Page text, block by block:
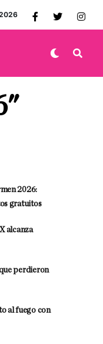
2026:
gratuitos
alcanza
perdieron
al fuego con